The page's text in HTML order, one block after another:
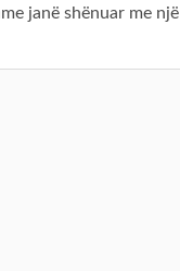
janë shënuar me një